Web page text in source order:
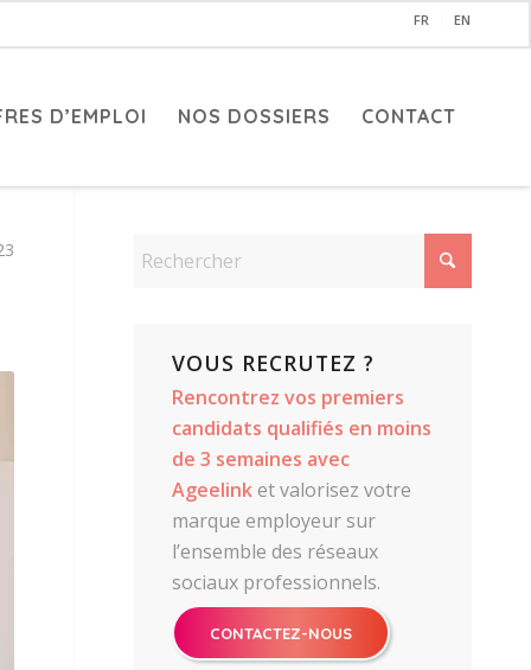
FR EN
D’EMPLOI NOS DOSSIERS CONTACT
VOUS RECRUTEZ ?
Rencontrez vos premiers
candidats qualifiés en moins
de 3 semaines avec
Ageelinket valorisez votre
marque employeur sur
l’ensemble des réseaux
sociaux professionnels.
CONTACTEZ-NOUS